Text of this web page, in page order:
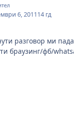
6, 201114 гд
разговор ми
браузинг/фб/